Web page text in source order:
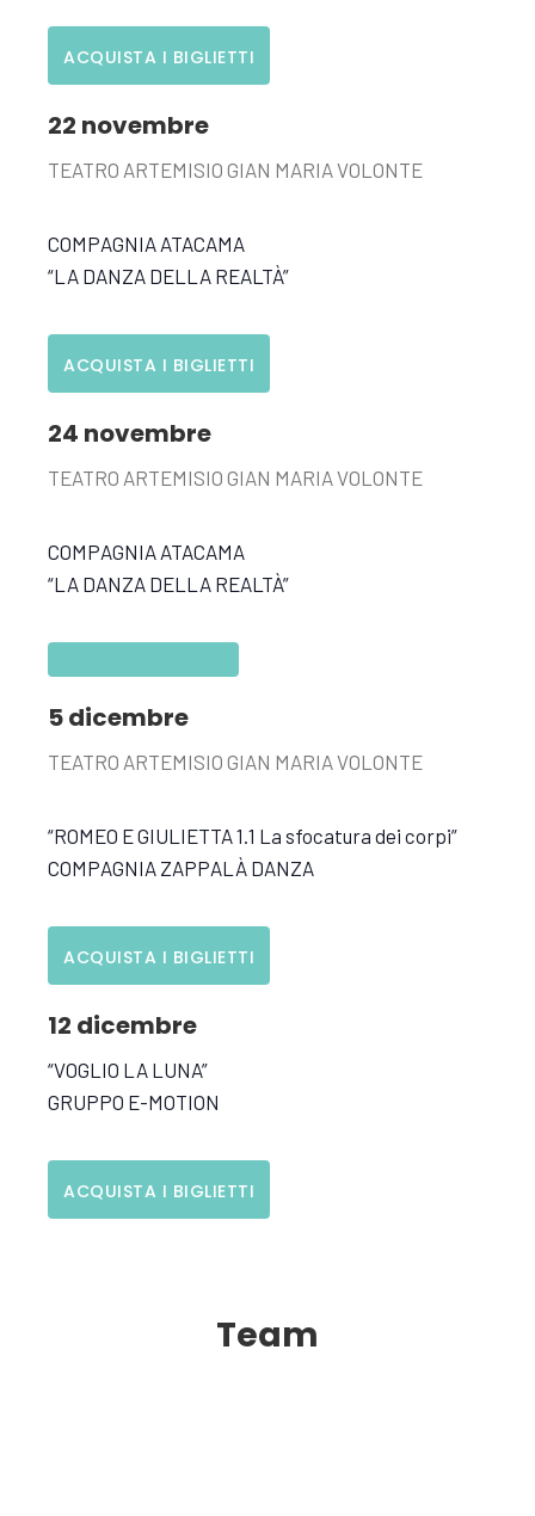
ACQUISTA I BIGLIETTI
22 novembre
TEATRO ARTEMISIO GIAN MARIA VOLONTE
COMPAGNIA ATACAMA
“LA DANZA DELLA REALTÀ”
ACQUISTA I BIGLIETTI
24 novembre
TEATRO ARTEMISIO GIAN MARIA VOLONTE
COMPAGNIA ATACAMA
“LA DANZA DELLA REALTÀ”
5 dicembre
TEATRO ARTEMISIO GIAN MARIA VOLONTE
“ROMEO E GIULIETTA 1.1 La sfocatura dei corpi”
COMPAGNIA ZAPPALÀ DANZA
ACQUISTA I BIGLIETTI
12 dicembre
“VOGLIO LA LUNA”
GRUPPO E-MOTION
ACQUISTA I BIGLIETTI
Team